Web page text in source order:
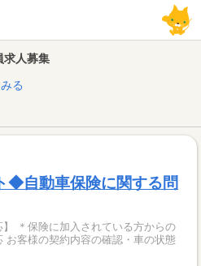
人募集
る
◆自動車保険に関する問
】 ＊保険に加入されている方からの
お客様の契約内容の確認・車の状態